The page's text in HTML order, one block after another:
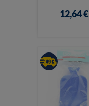
12,64 €